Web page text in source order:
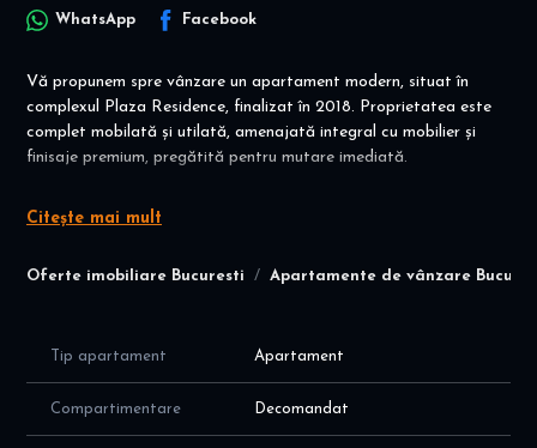
Oferte imobiliare Bucuresti Apartamente de vânzare
WhatsApp Facebook
Vă propunem spre vânzare un apartament modern, situat în
complexul Plaza Residence, finalizat în 2018. Proprietatea este
complet mobilată și utilată, amenajată integral cu mobilier și
finisaje premium, pregătită pentru mutare imediată.
Terasă: 6 mp
• acces rapid la tramvai, autobuz și troleibuz
Cotroceni
• acces pietonal către AFI Cotroceni prin Parcul Liniei (~15 min)
Citește mai mult
Tip apartament Apartament
Compartimentare Decomandat